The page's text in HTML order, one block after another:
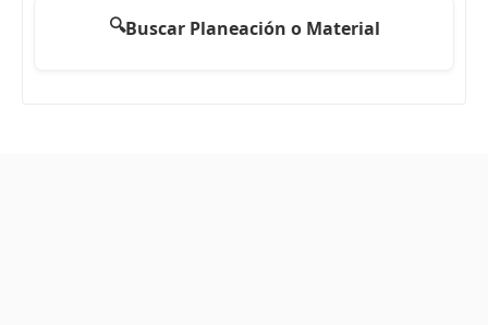
🔍Buscar Planeación o Material